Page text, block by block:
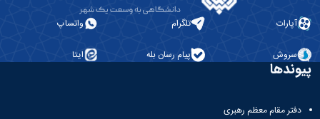
آپارات تلگرام واتساپ
سروش پیام رسان بله ایتا
پیوندها
دفتر مقام معظم رهبری